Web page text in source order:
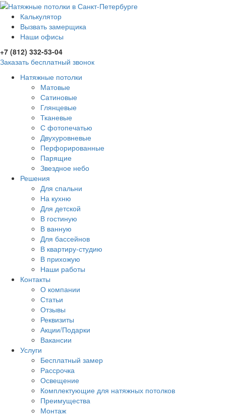
Калькулятор
Вызвать замерщика
Наши офисы
+7 (812) 332-53-04
Заказать бесплатный звонок
Натяжные потолки
Матовые
Сатиновые
Глянцевые
Тканевые
С фотопечатью
Двухуровневые
Перфорированные
Парящие
Звездное небо
Решения
Для спальни
На кухню
Для детской
В гостиную
В ванную
Для бассейнов
В квартиру-студию
В прихожую
Наши работы
Контакты
О компании
Статьи
Отзывы
Реквизиты
Акции/Подарки
Вакансии
Услуги
Бесплатный замер
Рассрочка
Освещение
Комплектующие для натяжных потолков
Преимущества
Монтаж